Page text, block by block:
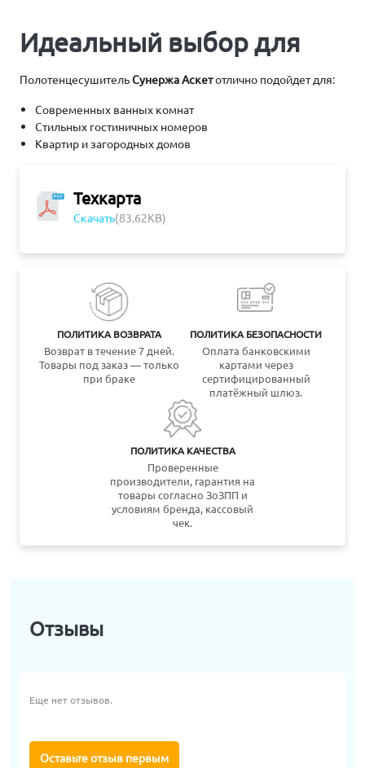
Техкарта
Скачать(83.62KB)
ПОЛИТИКА ВОЗВРАТА
Возврат в течение 7 дней.
Товары под заказ — только
при браке
ПОЛИТИКА БЕЗОПАСНОСТИ
Оплата банковскими
картами через
сертифицированный
платёжный шлюз.
ПОЛИТИКА КАЧЕСТВА
Проверенные
производители, гарантия на
товары согласно ЗоЗПП и
условиям бренда, кассовый
чек.
Идеальный выбор для
ПолотенцесушительСунержа Аскетотлично подойдет для:
Современных ванных комнат
Стильных гостиничных номеров
Квартир и загородных домов
Отзывы
Еще нет отзывов.
Оставьте отзыв первым